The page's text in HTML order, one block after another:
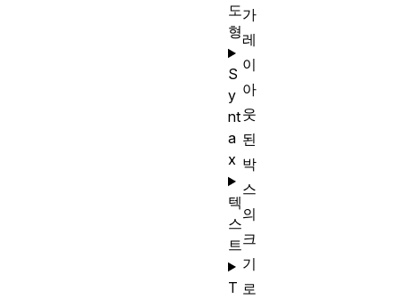
가
레
이
아
웃
된
박
스
의
크
기
로
도
형
S
y
nt
a
x
텍
스
트
T